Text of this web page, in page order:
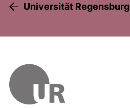
Universität Regensburg